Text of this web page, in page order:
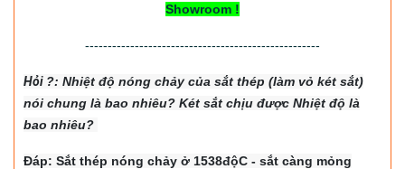
Showroom !
----------------------------------------------------
Hỏi ?: Nhiệt độ nóng chảy của sắt thép (làm vỏ két sắt)
nói chung là bao nhiêu? Két sắt chịu được Nhiệt độ là
bao nhiêu?
Đáp: Sắt thép nóng chảy ở 1538độC - sắt càng mỏng